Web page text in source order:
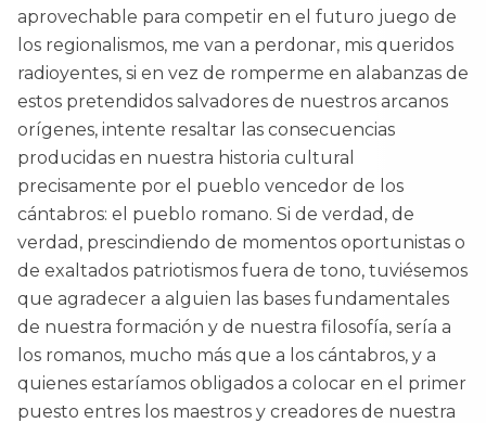
aprovechable para competir en el futuro juego de
los regionalismos, me van a perdonar, mis queridos
radioyentes, si en vez de romperme en alabanzas de
estos pretendidos salvadores de nuestros arcanos
orígenes, intente resaltar las consecuencias
producidas en nuestra historia cultural
precisamente por el pueblo vencedor de los
cántabros: el pueblo romano. Si de verdad, de
verdad, prescindiendo de momentos oportunistas o
de exaltados patriotismos fuera de tono, tuviésemos
que agradecer a alguien las bases fundamentales
de nuestra formación y de nuestra filosofía, sería a
los romanos, mucho más que a los cántabros, y a
quienes estaríamos obligados a colocar en el primer
puesto entres los maestros y creadores de nuestra